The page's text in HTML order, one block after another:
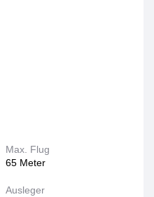
Max. Flug
65 Meter
Ausleger